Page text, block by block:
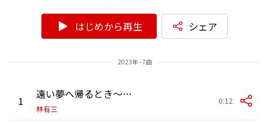
はじめから再生 シェア
2023年 - 7曲
1 遠い夢へ帰るとき〜心のふるさとへ
林有三
0:12